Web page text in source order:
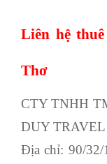
Liên hệ
Thơ
CTY TNHH
DUY TRAVEL
Địa chỉ: 90/32/